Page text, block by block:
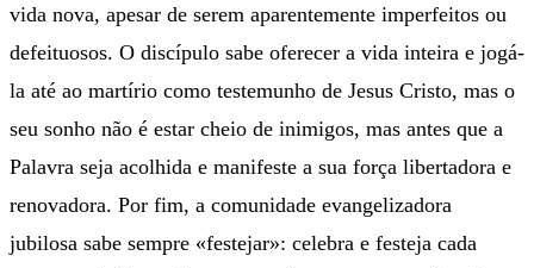
vida nova, apesar de serem aparentemente imperfeitos ou
defeituosos. O discípulo sabe oferecer a vida inteira e jogá-
la até ao martírio como testemunho de Jesus Cristo, mas o
seu sonho não é estar cheio de inimigos, mas antes que a
Palavra seja acolhida e manifeste a sua força libertadora e
renovadora. Por fim, a comunidade evangelizadora
jubilosa sabe sempre «festejar»: celebra e festeja cada